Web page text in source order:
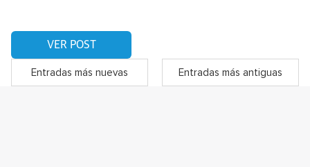
VER POST
Entradas más nuevas Entradas más antiguas